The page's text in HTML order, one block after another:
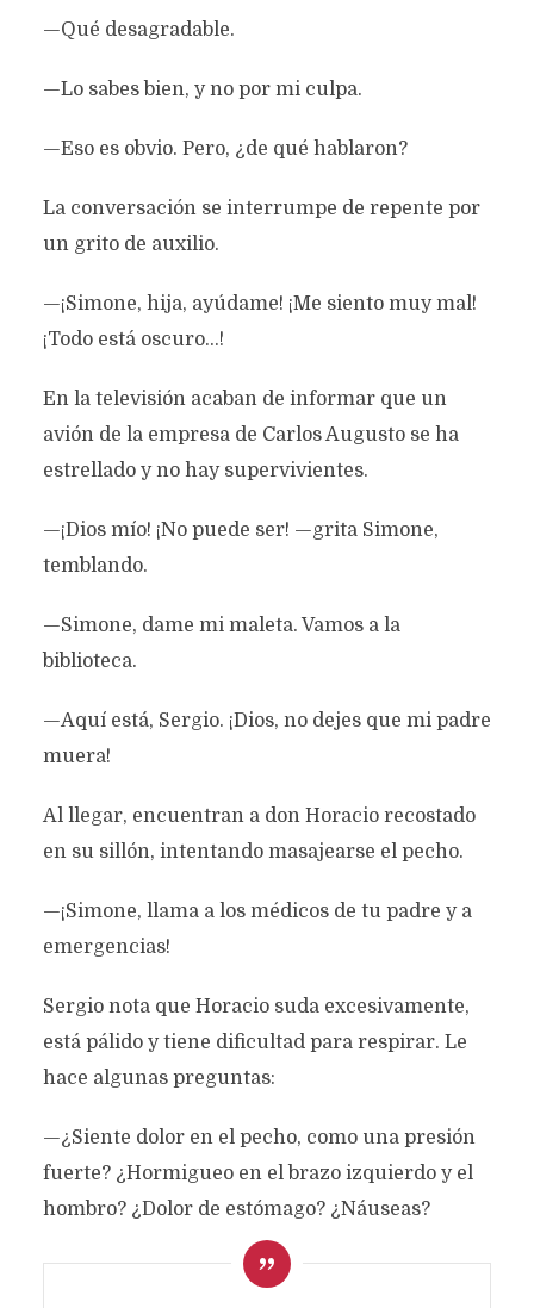
—Qué desagradable.
—Lo sabes bien, y no por mi culpa.
—Eso es obvio. Pero, ¿de qué hablaron?
La conversación se interrumpe de repente por
un grito de auxilio.
—¡Simone, hija, ayúdame! ¡Me siento muy mal!
¡Todo está oscuro…!
En la televisión acaban de informar que un
avión de la empresa de Carlos Augusto se ha
estrellado y no hay supervivientes.
—¡Dios mío! ¡No puede ser! —grita Simone,
temblando.
—Simone, dame mi maleta. Vamos a la
biblioteca.
—Aquí está, Sergio. ¡Dios, no dejes que mi padre
muera!
Al llegar, encuentran a don Horacio recostado
en su sillón, intentando masajearse el pecho.
—¡Simone, llama a los médicos de tu padre y a
emergencias!
Sergio nota que Horacio suda excesivamente,
está pálido y tiene dificultad para respirar. Le
hace algunas preguntas:
—¿Siente dolor en el pecho, como una presión
fuerte? ¿Hormigueo en el brazo izquierdo y el
hombro? ¿Dolor de estómago? ¿Náuseas?